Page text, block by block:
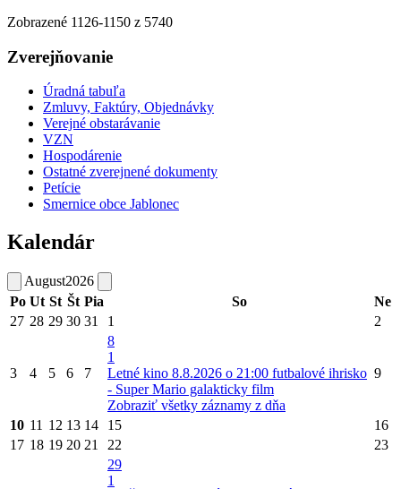
Zobrazené 1126-1150 z 5740
Zverejňovanie
Úradná tabuľa
Zmluvy, Faktúry, Objednávky
Verejné obstarávanie
VZN
Hospodárenie
Ostatné zverejnené dokumenty
Petície
Smernice obce Jablonec
Kalendár
August2026
Po Ut St Št Pia So
Ne
27 28 29 30 31 1 2
3 4 5 6 7
8
1
Letné kino 8.8.2026 o 21:00 futbalové ihrisko
- Super Mario galakticky film
Zobraziť všetky záznamy z dňa
9
10 11 12 13 14 15
16
17 18 19 20 21 22 23
29
1